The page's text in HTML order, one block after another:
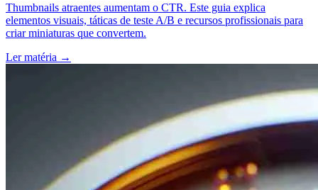
Thumbnails atraentes aumentam o CTR. Este guia explica
elementos visuais, táticas de teste A/B e recursos profissionais para
criar miniaturas que convertem.
Ler matéria →